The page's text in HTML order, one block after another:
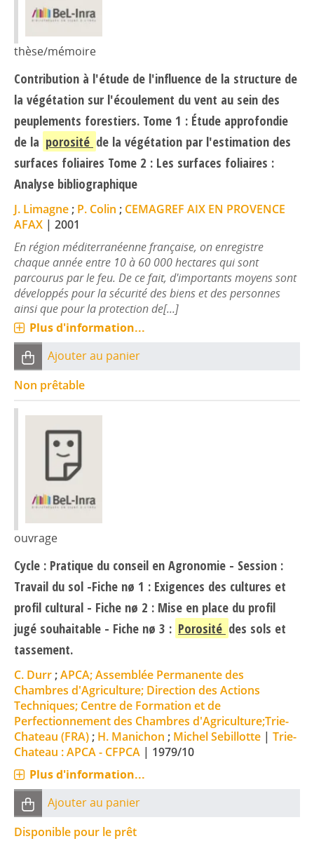
thèse/mémoire
Contribution à l'étude de l'influence de la structure de
la végétation sur l'écoulement du vent au sein des
peuplements forestiers. Tome 1 : Étude approfondie
de la porosité de la végétation par l'estimation des
surfaces foliaires Tome 2 : Les surfaces foliaires :
Analyse bibliographique
J. Limagne ; P. Colin ; CEMAGREF AIX EN PROVENCE
AFAX | 2001
En région méditerranéenne française, on enregistre
chaque année entre 10 à 60 000 hectares qui sont
parcourus par le feu. De ce fait, d'importants moyens sont
développés pour la sécurité des biens et des personnes
ainsi que pour la protection de[...]
Plus d'information...
Ajouter au panier
Non prêtable
ouvrage
Cycle : Pratique du conseil en Agronomie - Session :
Travail du sol -Fiche nø 1 : Exigences des cultures et
profil cultural - Fiche nø 2 : Mise en place du profil
jugé souhaitable - Fiche nø 3 : Porosité des sols et
tassement.
C. Durr ;APCA; Assemblée Permanente des
Chambres d'Agriculture; Direction des Actions
Techniques; Centre de Formation et de
Perfectionnement des Chambres d'Agriculture;Trie-
Chateau (FRA) ; H. Manichon ; Michel Sebillotte | Trie-
Chateau : APCA - CFPCA | 1979/10
Plus d'information...
Ajouter au panier
Disponible pour le prêt